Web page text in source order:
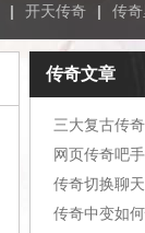
| 开天传奇 | 传
传奇文章
网页传奇吧
传奇中变如